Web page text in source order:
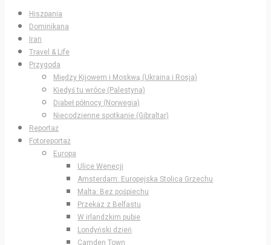
Hiszpania
Dominikana
Iran
Travel & Life
Przygoda
Między Kijowem i Moskwą (Ukraina i Rosja)
Kiedyś tu wrócę (Palestyna)
Diabeł północy (Norwegia)
Niecodzienne spotkanie (Gibraltar)
Reportaż
Fotoreportaż
Europa
Ulice Wenecji
Amsterdam: Europejska Stolica Grzechu
Malta: Bez pośpiechu
Przekaz z Belfastu
W irlandzkim pubie
Londyński dzień
Camden Town